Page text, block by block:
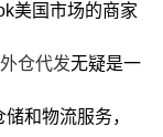
美国市场的商家
仓代发无疑是一
和物流服务，